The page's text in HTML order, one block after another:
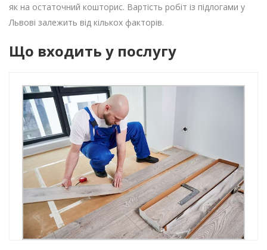
як на остаточний кошторис. Вартість робіт із підлогами у
Львові залежить від кількох факторів.
Що входить у послугу